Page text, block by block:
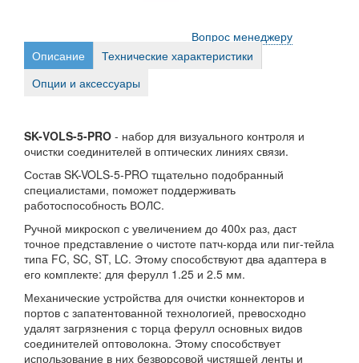
Вопрос менеджеру
Описание
Технические характеристики
Опции и аксессуары
SK-VOLS-5-PRO - набор для визуального контроля и
очистки соединителей в оптических линиях связи.
Состав SK-VOLS-5-PRO тщательно подобранный
специалистами, поможет поддерживать
работоспособность ВОЛС.
Ручной микроскоп с увеличением до 400х раз, даст
точное представление о чистоте патч-корда или пиг-тейла
типа FC, SC, ST, LC. Этому способствуют два адаптера в
его комплекте: для ферулл 1.25 и 2.5 мм.
Механические устройства для очистки коннекторов и
портов с запатентованной технологией, превосходно
удалят загрязнения с торца ферулл основных видов
соединителей оптоволокна. Этому способствует
использование в них безворсовой чистящей ленты и